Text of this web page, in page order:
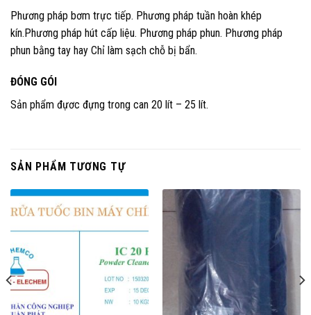
Phương pháp bơm trực tiếp. Phương pháp tuần hoàn khép
kín.Phương pháp hút cấp liệu. Phương pháp phun. Phương pháp
phun bằng tay hay Chỉ làm sạch chỗ bị bẩn.
ĐÓNG GÓI
Sản phẩm đựơc đựng trong can 20 lít – 25 lít.
SẢN PHẨM TƯƠNG TỰ